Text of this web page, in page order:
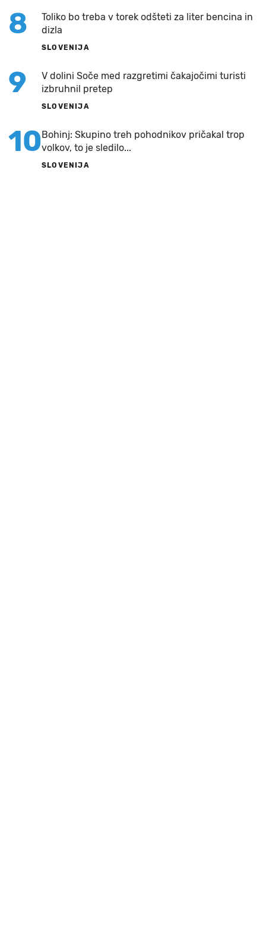
8
Toliko bo treba v torek odšteti za liter bencina in
dizla
SLOVENIJA
9
V dolini Soče med razgretimi čakajočimi turisti
izbruhnil pretep
SLOVENIJA
10Bohinj: Skupino treh pohodnikov pričakal trop
volkov, to je sledilo...
SLOVENIJA